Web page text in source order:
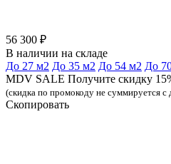
56 300 ₽
В наличии на складе
До 27 м2 До 35 м2 До 54 м2 До
MDV SALE Получите скидку
(скидка по промокоду не суммируется с
Скопировать